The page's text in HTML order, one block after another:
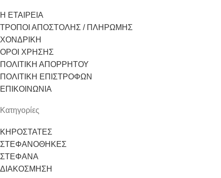
Η ΕΤΑΙΡΕΙΑ
ΤΡΟΠΟΙ ΑΠΟΣΤΟΛΗΣ / ΠΛΗΡΩΜΗΣ
ΧΟΝΔΡΙΚΗ
ΟΡΟΙ ΧΡΗΣΗΣ
ΠΟΛΙΤΙΚΗ ΑΠΟΡΡΗΤΟΥ
ΠΟΛΙΤΙΚΗ ΕΠΙΣΤΡΟΦΩΝ
ΕΠΙΚΟΙΝΩΝΙΑ
Κατηγορίες
ΚΗΡΟΣΤΑΤΕΣ
ΣΤΕΦΑΝΟΘΗΚΕΣ
ΣΤΕΦΑΝΑ
ΔΙΑΚΟΣΜΗΣΗ